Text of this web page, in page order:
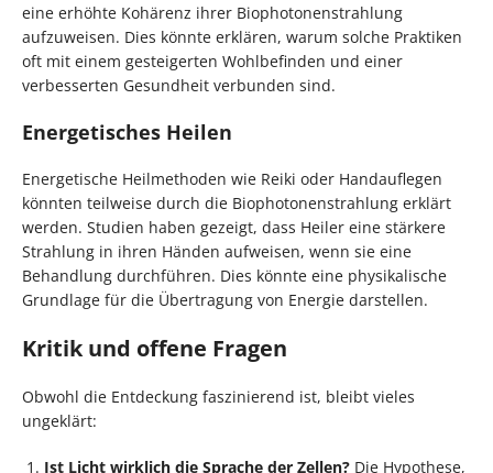
eine erhöhte Kohärenz ihrer Biophotonenstrahlung
aufzuweisen. Dies könnte erklären, warum solche Praktiken
oft mit einem gesteigerten Wohlbefinden und einer
verbesserten Gesundheit verbunden sind.
Energetisches Heilen
Energetische Heilmethoden wie Reiki oder Handauflegen
könnten teilweise durch die Biophotonenstrahlung erklärt
werden. Studien haben gezeigt, dass Heiler eine stärkere
Strahlung in ihren Händen aufweisen, wenn sie eine
Behandlung durchführen. Dies könnte eine physikalische
Grundlage für die Übertragung von Energie darstellen.
Kritik und offene Fragen
Obwohl die Entdeckung faszinierend ist, bleibt vieles
ungeklärt:
Ist Licht wirklich die Sprache der Zellen? Die Hypothese,